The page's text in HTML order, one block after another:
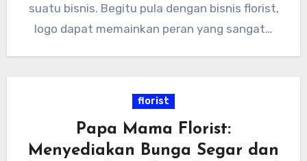
suatu bisnis. Begitu pula dengan bisnis florist,
logo dapat memainkan peran yang sangat…
florist
Papa Mama Florist:
Menyediakan Bunga Segar dan